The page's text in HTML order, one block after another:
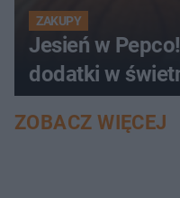
ZAKUPY
Jesień w
dodatki w
ZOBACZ WIĘCEJ